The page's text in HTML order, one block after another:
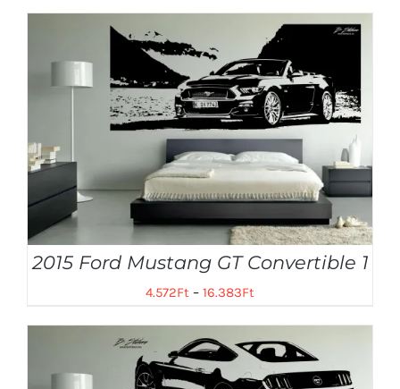
2015 Ford Mustang GT Convertible 1
4.572Ft – 16.383Ft